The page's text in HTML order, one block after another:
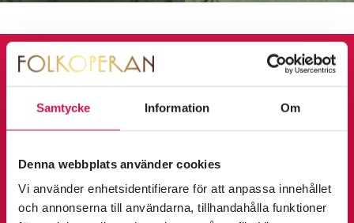
Samtycke Information Om
Denna webbplats använder cookies
Vi använder enhetsidentifierare för att anpassa innehållet
och annonserna till användarna, tillhandahålla funktioner
KALENDARIUM
K
ö
p
b
ÄLSKARNA
18:00
FOLKOPERANS
Information om premiärer, evenemang och
erbjudanden skickas regelbundet.
Integritetspolicy